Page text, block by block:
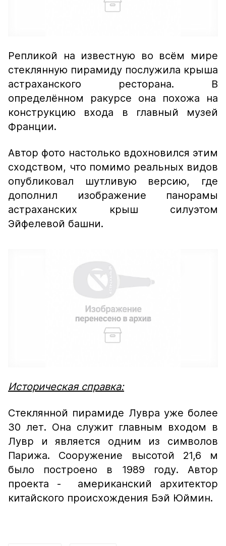
Репликой на известную во всём мире
стеклянную пирамиду послужила крыша
астраханского ресторана. В
определённом ракурсе она похожа на
конструкцию входа в главный музей
Франции.
Автор фото настолько вдохновился этим
сходством, что помимо реальных видов
опубликовал шутливую версию, где
дополнил изображение панорамы
астраханских крыш силуэтом
Эйфелевой башни.
Историческая справка:
Стеклянной пирамиде Лувра уже более
30 лет. Она служит главным входом в
Лувр и является одним из символов
Парижа. Сооружение высотой 21,6 м
было построено в 1989 году. Автор
проекта - американский архитектор
китайского происхождения Бэй Юймин.